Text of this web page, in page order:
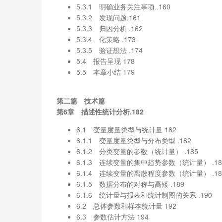
5.3.1 明确业务关注事项..160
5.3.2 发现问题.161
5.3.3 归因分析 .162
5.3.4 化策略 .173
5.3.5 验证想法 .174
5.4 报告呈现 178
5.5 本章小结 179
第二篇 技术篇
第6章 描述性统计分析.182
6.1 变量度量类型与统计量 182
6.1.1 变量度量类型与分布类型 .182
6.1.2 分类变量的参数（统计量） .185
6.1.3 连续变量的集中趋势参数（统计量）
6.1.4 连续变量的离散程度参数（统计量）
6.1.5 数据分布的对称与高矮 .189
6.1.6 统计量与报表和统计制图的关系 .190
6.2 总体参数和样本统计量 192
6.3 参数估计方法 194